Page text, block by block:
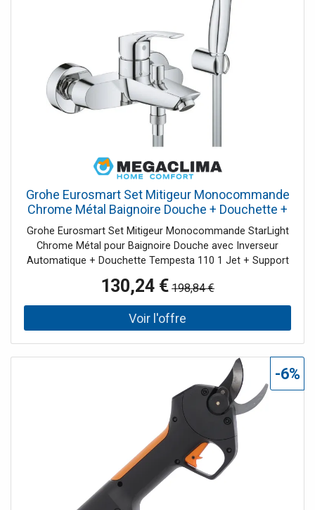
film d'étanchéité Matériau de protection et de fixation des
Grohe Eurosmart Set Mitigeur Monocommande
Chrome Métal Baignoire Douche + Douchette +
Support Mural + Flexible - 25276003
Grohe Eurosmart Set Mitigeur Monocommande StarLight
Chrome Métal pour Baignoire Douche avec Inverseur
Automatique + Douchette Tempesta 110 1 Jet + Support
Eurosmart Set Mitigeur Monocommande Chrome
25276003 allie design moderne et simplicité d’utilisation.
Grâce à son corps en finition chrome brillant, ce mitigeur
mural apparent s’intègre avec élégance dans toute salle
le débit et la température de l’eau, avec un mouvement
fluide et précis, idéal pour un usage quotidien sans
complications. Caractéristiques essentielles : Installation
murale, pratique et rapide Levier en métal avec cartouche
céramique 35 mm GROHE SilkMove Finition durable
GROHE Long-Life pour préserver éclat et résistance au fil
du temps Eurosmart Set Mitigeur – praticité avec
inverseur et douche inclus Ce set comprend tout le
nécessaire pour passer facilement de la baignoire à la
douche grâce au système GROHE SmartSwitch. La
130,24 € 198,84 €
-6%